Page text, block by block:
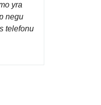
yra
negu
telefonu